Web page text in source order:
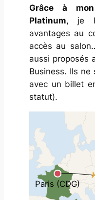
Grâce à
Platinum, je
avantages au
accès au
aussi proposés
Business. Ils
avec un billet
statut).
o
m
v